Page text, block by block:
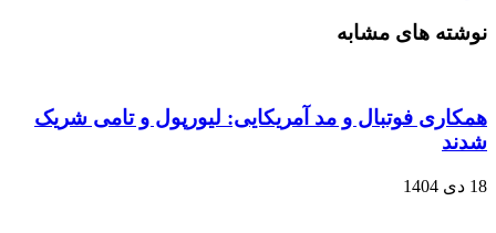
نوشته های مشابه
همکاری فوتبال و مد آمریکایی: لیورپول و تامی شریک
شدند
18 دی 1404